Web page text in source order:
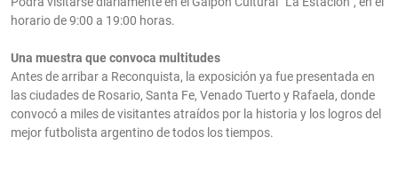
horario de 9:00 a 19:00 horas.
Una muestra que convoca multitudes
Antes de arribar a Reconquista, la exposición ya fue presentada en
las ciudades de Rosario, Santa Fe, Venado Tuerto y Rafaela, donde
convocó a miles de visitantes atraídos por la historia y los logros del
mejor futbolista argentino de todos los tiempos.